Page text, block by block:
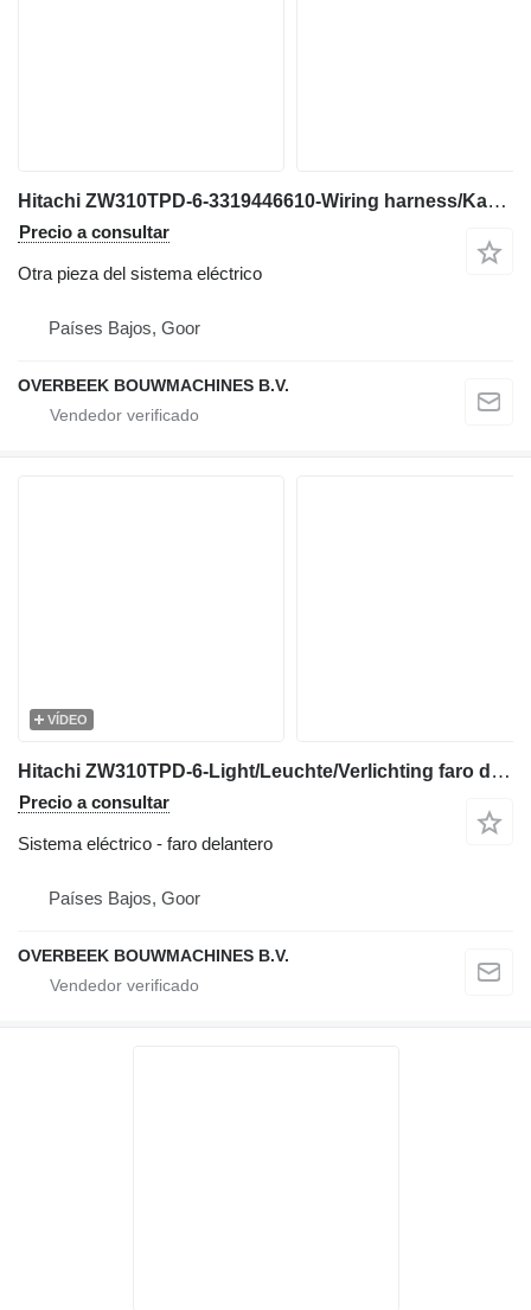
Hitachi ZW310TPD-6-3319446610-Wiring harness/Kabelbaum para maquinaria de construcción
Precio a consultar
Otra pieza del sistema eléctrico
Países Bajos, Goor
OVERBEEK BOUWMACHINES B.V.
VÍDEO
Hitachi ZW310TPD-6-Light/Leuchte/Verlichting faro delantero para cargadora de ruedas
Precio a consultar
Sistema eléctrico - faro delantero
Países Bajos, Goor
OVERBEEK BOUWMACHINES B.V.